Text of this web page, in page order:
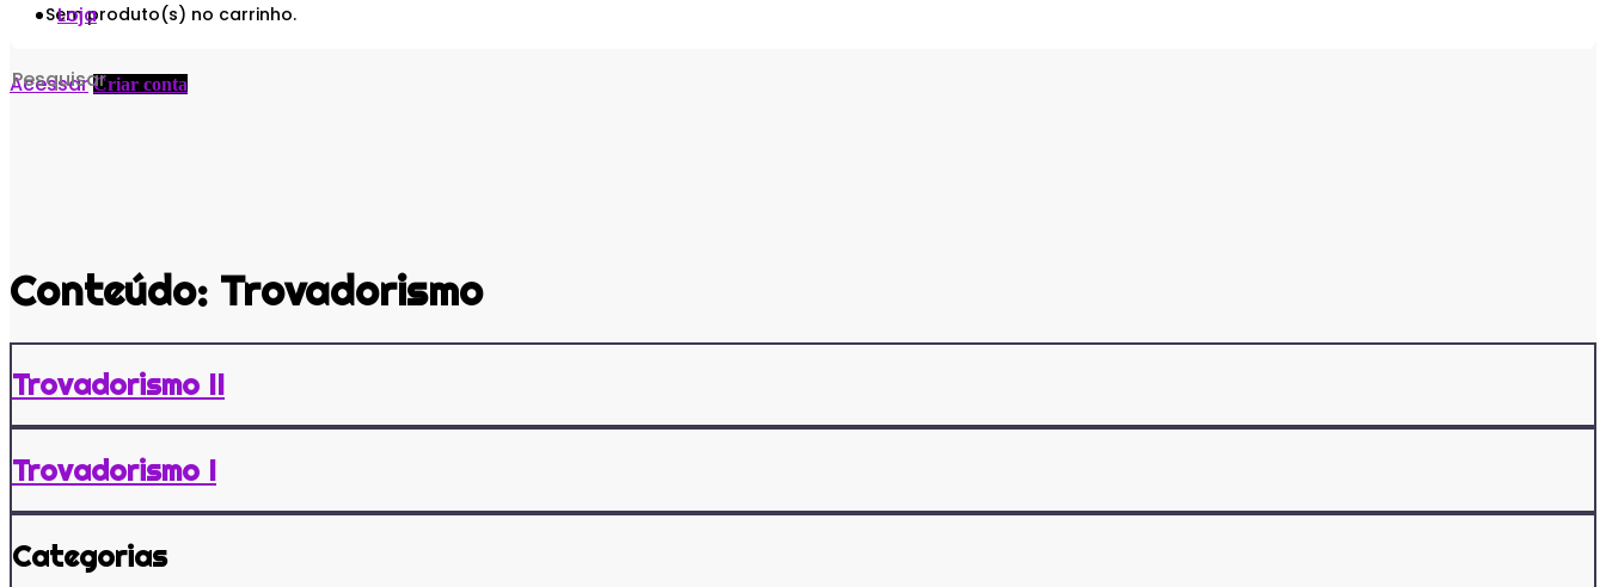
Sem produto(s) no carrinho.
Acessar Criar conta
Loja
for:
Conteúdo: Trovadorismo
Trovadorismo II
Trovadorismo I
Categorias